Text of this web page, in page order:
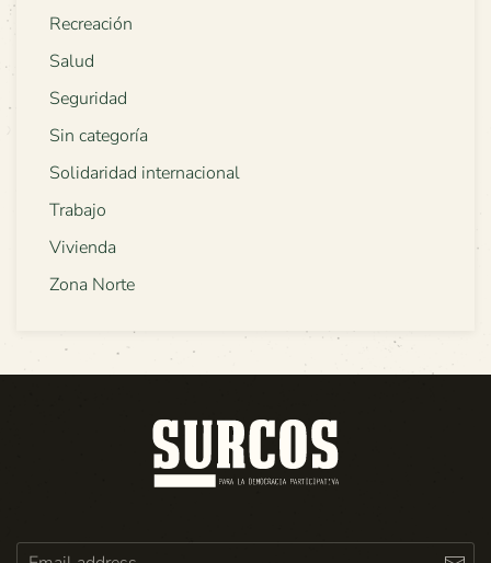
Recreación
Salud
Seguridad
Sin categoría
Solidaridad internacional
Trabajo
Vivienda
Zona Norte